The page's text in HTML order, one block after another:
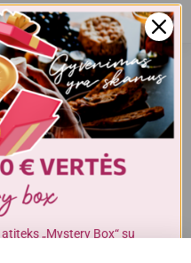
amžių
kuriems yra
„Mystery Box“ su